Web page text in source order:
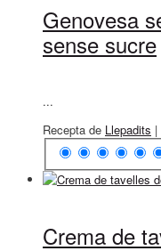
Genovesa
sense sucre
...
Recepta de Llepadits |
Crema de